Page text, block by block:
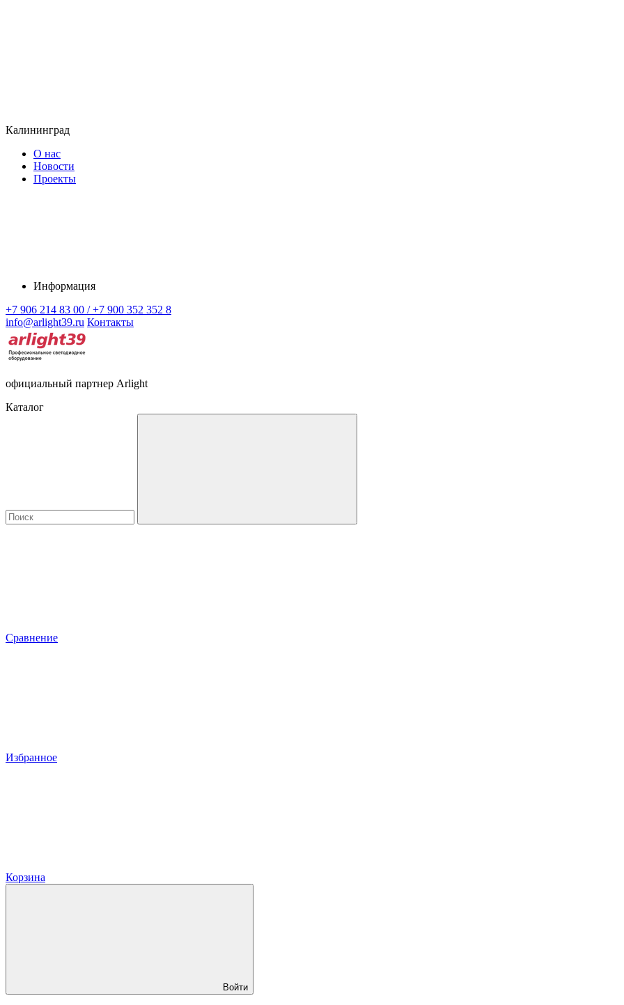
Калининград
О нас
Новости
Проекты
Информация
+7 906 214 83 00 / +7 900 352 352 8
info@arlight39.ru Контакты
официальный партнер Arlight
Каталог
Сравнение
Избранное
Корзина
Войти